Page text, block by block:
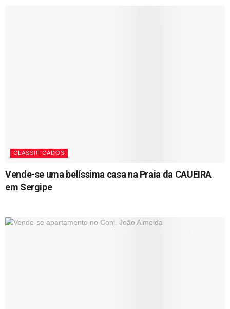
CLASSIFICADOS
Vende-se uma belíssima casa na Praia da CAUEIRA
em Sergipe